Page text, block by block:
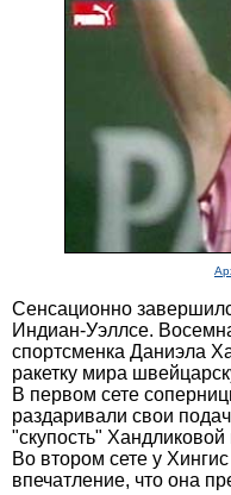
Сенсационно
Индиан-Уэллсе.
спортсменка Даниэла
ракетку мира
В первом сете
раздаривали свои
"скупость"
Во втором сете у
впечатление, что она